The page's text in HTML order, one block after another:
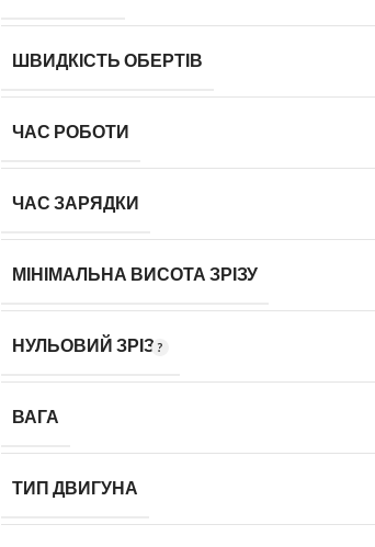
ШВИДКІСТЬ ОБЕРТІВ
ЧАС РОБОТИ
ЧАС ЗАРЯДКИ
МІНІМАЛЬНА ВИСОТА ЗРІЗУ
НУЛЬОВИЙ ЗРІЗ
ВАГА
ТИП ДВИГУНА